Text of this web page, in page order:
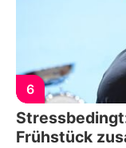
6
Frühstück